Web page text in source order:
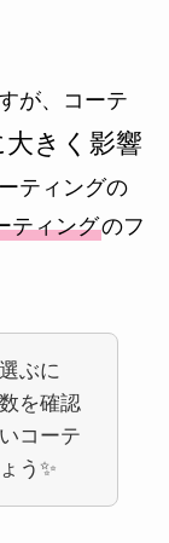
が、コーテ
きく影響
ティングの
ティングのフ
ぶに
を確認
コーテ
う✨